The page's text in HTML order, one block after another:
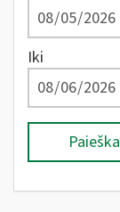
Iki
Paieška